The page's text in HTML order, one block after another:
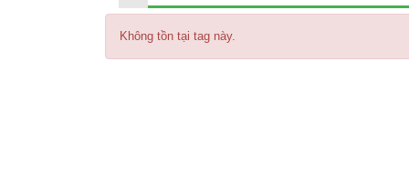
Không tồn tại tag này.